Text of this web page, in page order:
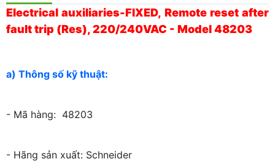
Electrical auxiliaries-FIXED, Remote reset after
fault trip (Res), 220/240VAC - Model 48203
a) Thông số kỹ thuật:
- Mã hàng: 48203
- Hãng sản xuất: Schneider